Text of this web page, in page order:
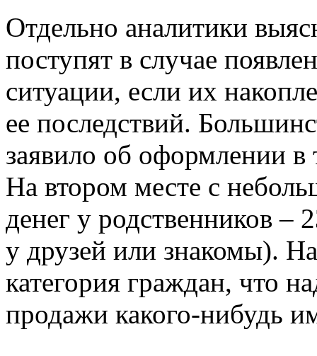
Отдельно аналитики
поступят в случае
ситуации, если их
ее последствий.
заявило об оформлении в
На втором месте с
денег у родственников –
у друзей или знакомы).
категория граждан, что
продажи какого-нибудь